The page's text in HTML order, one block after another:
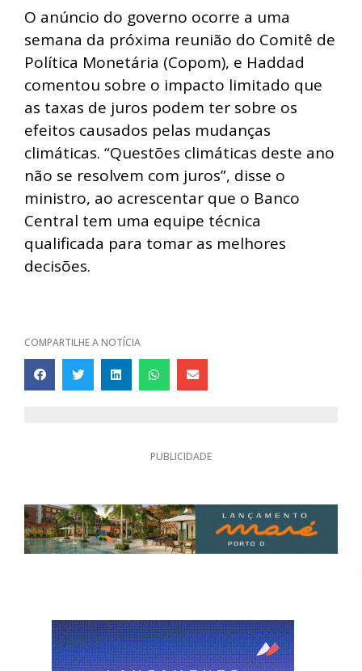
O anúncio do governo ocorre a uma
semana da próxima reunião do Comitê de
Política Monetária (Copom), e Haddad
comentou sobre o impacto limitado que
as taxas de juros podem ter sobre os
efeitos causados pelas mudanças
climáticas. “Questões climáticas deste ano
não se resolvem com juros”, disse o
ministro, ao acrescentar que o Banco
Central tem uma equipe técnica
qualificada para tomar as melhores
decisões.
COMPARTILHE A NOTÍCIA
PUBLICIDADE